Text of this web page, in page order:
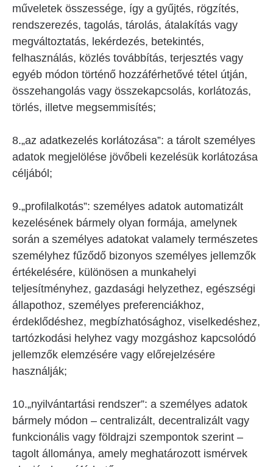
műveletek összessége, így a gyűjtés, rögzítés,
rendszerezés, tagolás, tárolás, átalakítás vagy
megváltoztatás, lekérdezés, betekintés,
felhasználás, közlés továbbítás, terjesztés vagy
egyéb módon történő hozzáférhetővé tétel útján,
összehangolás vagy összekapcsolás, korlátozás,
törlés, illetve megsemmisítés;
8.„az adatkezelés korlátozása”: a tárolt személyes
adatok megjelölése jövőbeli kezelésük korlátozása
céljából;
9.„profilalkotás”: személyes adatok automatizált
kezelésének bármely olyan formája, amelynek
során a személyes adatokat valamely természetes
személyhez fűződő bizonyos személyes jellemzők
értékelésére, különösen a munkahelyi
teljesítményhez, gazdasági helyzethez, egészségi
állapothoz, személyes preferenciákhoz,
érdeklődéshez, megbízhatósághoz, viselkedéshez,
tartózkodási helyhez vagy mozgáshoz kapcsolódó
jellemzők elemzésére vagy előrejelzésére
használják;
10.„nyilvántartási rendszer”: a személyes adatok
bármely módon – centralizált, decentralizált vagy
funkcionális vagy földrajzi szempontok szerint –
tagolt állománya, amely meghatározott ismérvek